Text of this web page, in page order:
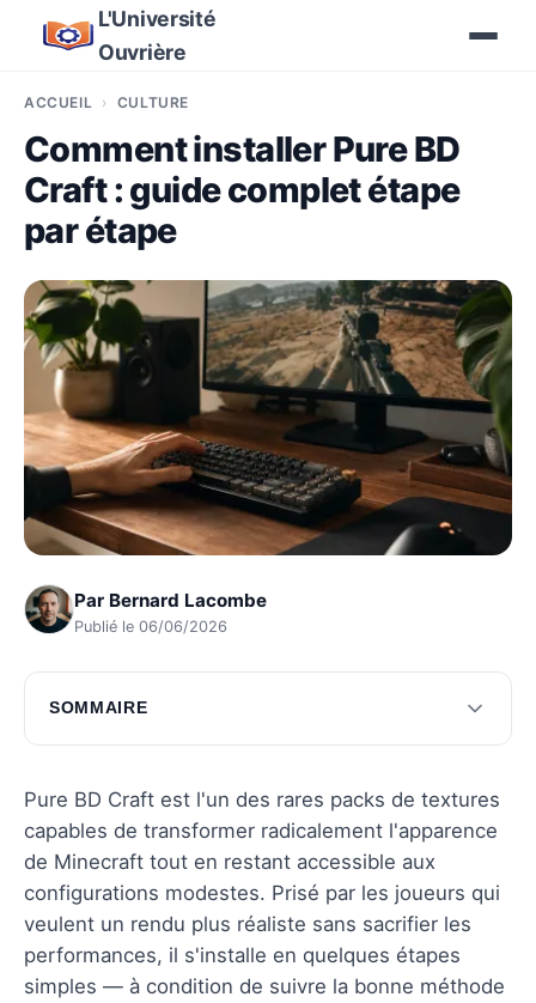
L'Université
Ouvrière
ACCUEIL CULTURE
Comment installer Pure BD
Craft : guide complet étape
par étape
Par Bernard Lacombe
Publié le 06/06/2026
SOMMAIRE
Préparer votre jeu pour Pure BD Craft
Télécharger Pure BD Craft
Installer Pure BD Craft dans Minecraft
Résoudre les problèmes courants
Questions fréquentes
Pure BD Craft est l'un des rares packs de textures
capables de transformer radicalement l'apparence
de Minecraft tout en restant accessible aux
configurations modestes. Prisé par les joueurs qui
veulent un rendu plus réaliste sans sacrifier les
performances, il s'installe en quelques étapes
simples — à condition de suivre la bonne méthode